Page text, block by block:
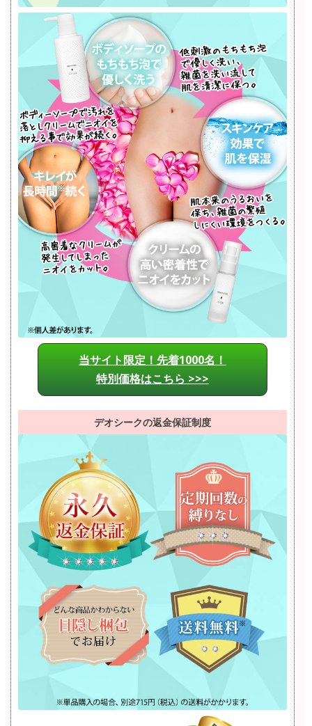
当サイト限定！先着1000名！
特別価格はこちら >>>
デオシークの返金保証制度